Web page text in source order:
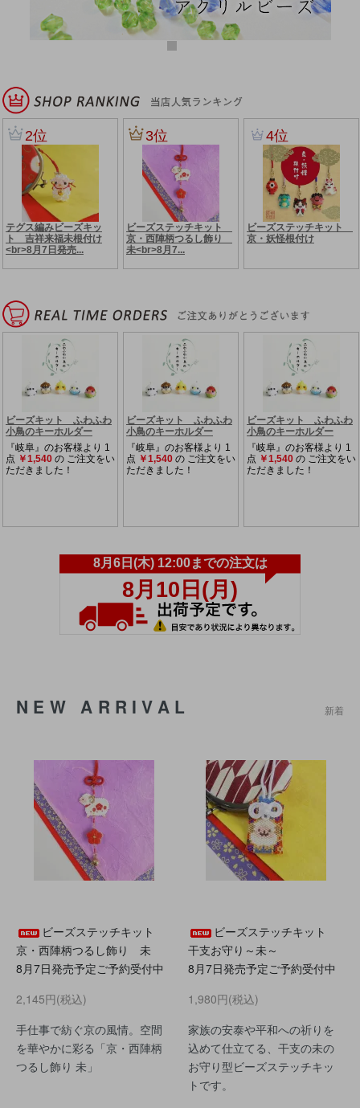
NEW ARRIVAL 新着
ビーズステッチキット
京・西陣柄つるし飾り 未
8月7日発売予定ご予約受付中
2,145円(税込)
手仕事で紡ぐ京の風情。空間
を華やかに彩る「京・西陣柄
つるし飾り 未」
ビーズステッチキット
干支お守り～未～
8月7日発売予定ご予約受付中
1,980円(税込)
家族の安泰や平和への祈りを
込めて仕立てる、干支の未の
お守り型ビーズステッチキッ
トです。